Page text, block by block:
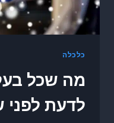
כלכלה
מה שכל
לדעת לפני